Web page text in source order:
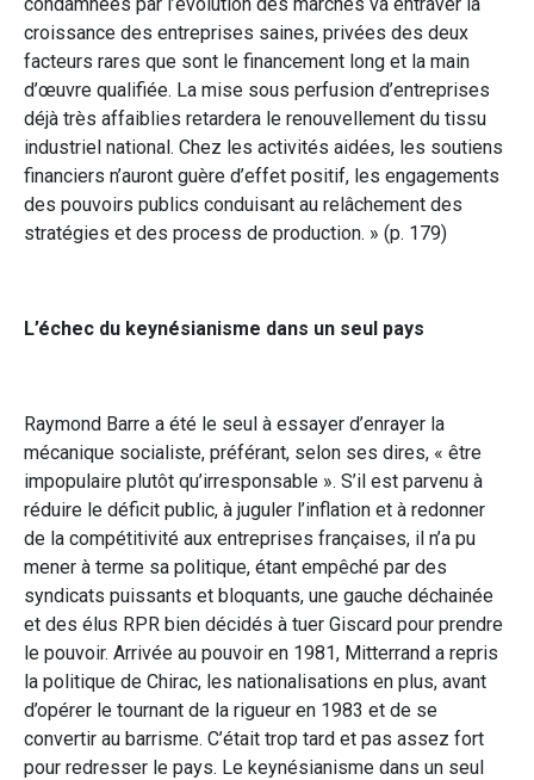
croissance des entreprises saines, privées des deux
facteurs rares que sont le financement long et la main
d’œuvre qualifiée. La mise sous perfusion d’entreprises
déjà très affaiblies retardera le renouvellement du tissu
industriel national. Chez les activités aidées, les soutiens
financiers n’auront guère d’effet positif, les engagements
des pouvoirs publics conduisant au relâchement des
stratégies et des process de production. » (p. 179)
L’échec du keynésianisme dans un seul pays
Raymond Barre a été le seul à essayer d’enrayer la
mécanique socialiste, préférant, selon ses dires, « être
impopulaire plutôt qu’irresponsable ». S’il est parvenu à
réduire le déficit public, à juguler l’inflation et à redonner
de la compétitivité aux entreprises françaises, il n’a pu
mener à terme sa politique, étant empêché par des
syndicats puissants et bloquants, une gauche déchainée
et des élus RPR bien décidés à tuer Giscard pour prendre
le pouvoir. Arrivée au pouvoir en 1981, Mitterrand a repris
la politique de Chirac, les nationalisations en plus, avant
d’opérer le tournant de la rigueur en 1983 et de se
convertir au barrisme. C’était trop tard et pas assez fort
pour redresser le pays. Le keynésianisme dans un seul